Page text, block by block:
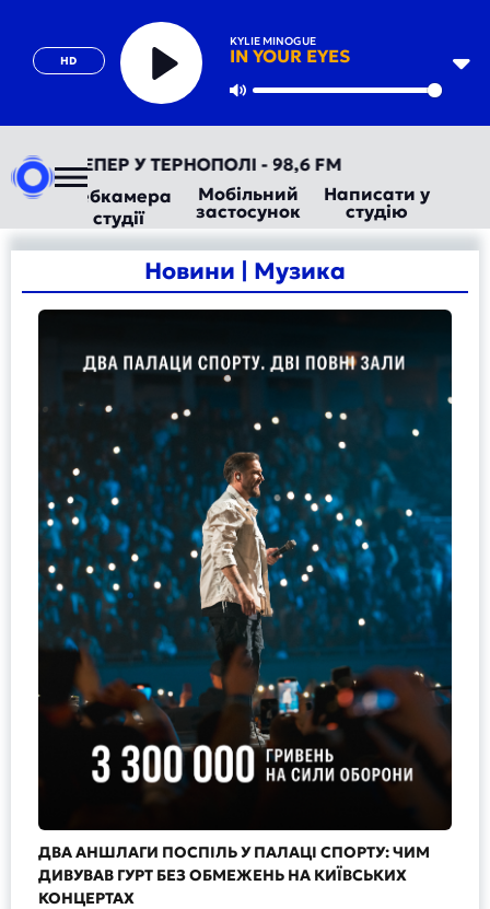
HD
KYLIE MINOGUE
IN YOUR EYES
Play
У ТЕРНОПОЛІ - 98,6 FM
Вебкамера
студії
Мобільний
застосунок
Написати у
студію
Новини | Музика
ДВА АНШЛАГИ ПОСПІЛЬ У ПАЛАЦІ СПОРТУ: ЧИМ
ДИВУВАВ ГУРТ БЕЗ ОБМЕЖЕНЬ НА КИЇВСЬКИХ
КОНЦЕРТАХ